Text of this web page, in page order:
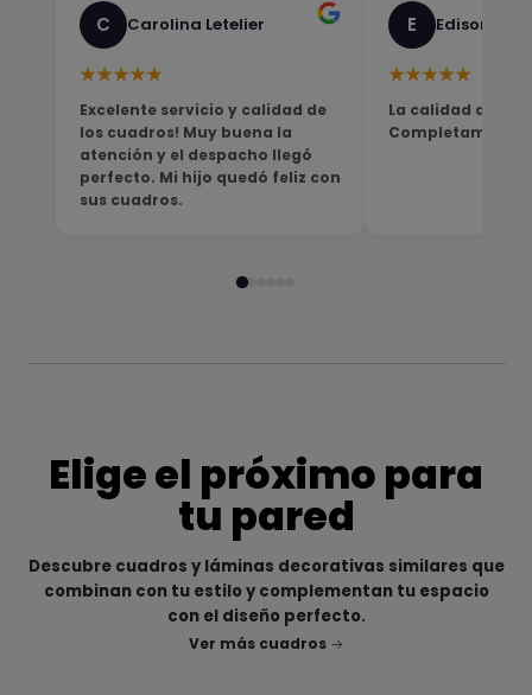
C Carolina Letelier
★★★★★
Excelente servicio y calidad de
los cuadros! Muy buena la
atención y el despacho llegó
perfecto. Mi hijo quedó feliz con
sus cuadros.
E Edison
★★★★★
La calidad del
Completamente
Elige el próximo para
tu pared
Descubre cuadros y láminas decorativas similares que
combinan con tu estilo y complementan tu espacio
con el diseño perfecto.
Ver más cuadros